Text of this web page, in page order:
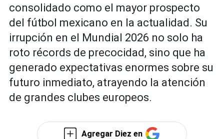
consolidado como el mayor prospecto
del fútbol mexicano en la actualidad. Su
irrupción en el Mundial 2026 no solo ha
roto récords de precocidad, sino que ha
generado expectativas enormes sobre su
futuro inmediato, atrayendo la atención
de grandes clubes europeos.
Agregar Diez en